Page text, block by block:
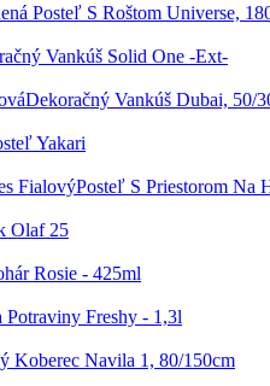
Posteľ S Roštom Universe,
Vankúš Solid One -Ext-
Dekoračný Vankúš Dubai, 50/
Yakari
Posteľ S Priestorom Na
Olaf 25
Rosie - 425ml
Potraviny Freshy - 1,3l
Koberec Navila 1, 80/150cm